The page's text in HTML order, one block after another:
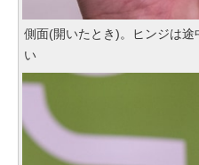
側面(開いたとき)。ヒンジは
い